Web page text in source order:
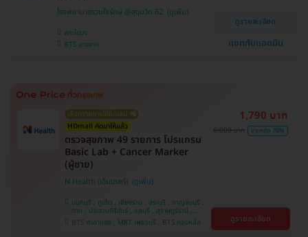
โรงพยาบาลรวมใจรักษ์ @สุขุมวิท 62
พระโขนง
BTS บางจาก
ดูรายละเอียด
แชทกับแอดมิน
เลือกรายการได้ในแอป 📲
HDmall คัดมาให้แล้ว
ตรวจสุขภาพ 49 รายการ โปรแกรม
Basic Lab + Cancer Marker
(ผู้ชาย)
N Health (เอ็นเฮลท์)
นนทบุรี , ภูเก็ต , เชียงราย , สระบุรี , กาญจนบุรี ,
ตาก , ประจวบคีรีขันธ์ , ชลบุรี , สุราษฎร์ธานี ,
บางรัก , นครสวรรค์ , บางแค , ห้วยขวาง , สงขลา ,
ปทุมธานี , สมุทรปราการ , สมุทรสาคร , ชุมพร , BTS ศาลาแดง , MRT เพชรบุรี , BTS ทองหล่อ
1,790 บาท
6,000 บาท ประหยัด 70%
ดูรายละเอียด